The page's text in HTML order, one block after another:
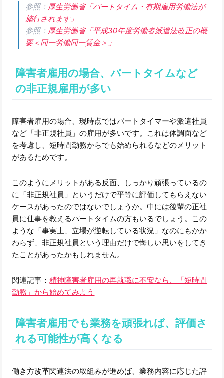
参照： 厚生労働省「パートタイム・有期雇用労働法が
施行されます」
参照： 厚生労働省「平成30年度労働者派遣法改正の概
要＜同一労働同一賃金＞」
障害者雇用の場合、パートタイムなど
の非正規雇用が多い
障害者雇用の場合、現時点ではパートタイマーや派遣社員
など「非正規社員」の雇用が多いです。これは体調面など
を考慮し、短時間勤務からでも始められるなどのメリット
があるためです。
このようにメリットがある反面、しっかり頑張っているの
に「非正規社員」というだけで平等に評価してもらえない
ケースがあったのではないでしょうか。中には後輩の正社
員に仕事を教えるパートタイムの方もいるでしょう。この
ような「事実上、立場が逆転している状況」なのにもかか
わらず、非正規社員という理由だけで悔しい思いをしてき
たことがあったかもしれません。
関連記事：精神障害者雇用の再就職に不安なら、「短時間
勤務」から始めてみよう
障害者雇用でも業務を頑張れば、評価さ
れる可能性が高くなる
働き方改革関連法の取組みが進めば、業務内容に応じた評